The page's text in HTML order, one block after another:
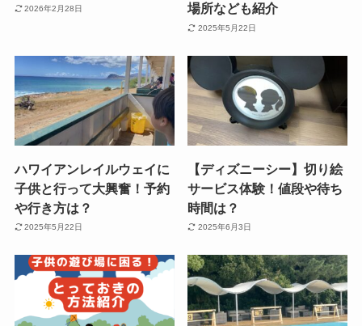
2026年2月28日
場所なども紹介
2025年5月22日
ハワイアンレイルウェイに
子供と行って大興奮！予約
や行き方は？
2025年5月22日
【ディズニーシー】切り絵
サービス体験！値段や待ち
時間は？
2025年6月3日